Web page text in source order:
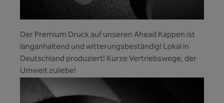
Der Premium Druck auf unseren Ahead Kappen ist
langanhaltend und witterungsbeständig! Lokal in
Deutschland produziert! Kurze Vertriebswege, der
Umwelt zuliebe!